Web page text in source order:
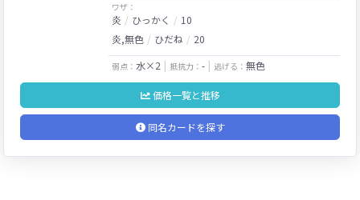
ワザ：
炎 ひっかく
10
炎,無色
ひだね 20
弱点： 水×2 抵抗力： - 逃げる： 無色
価格一覧と推移
同名カードを探す